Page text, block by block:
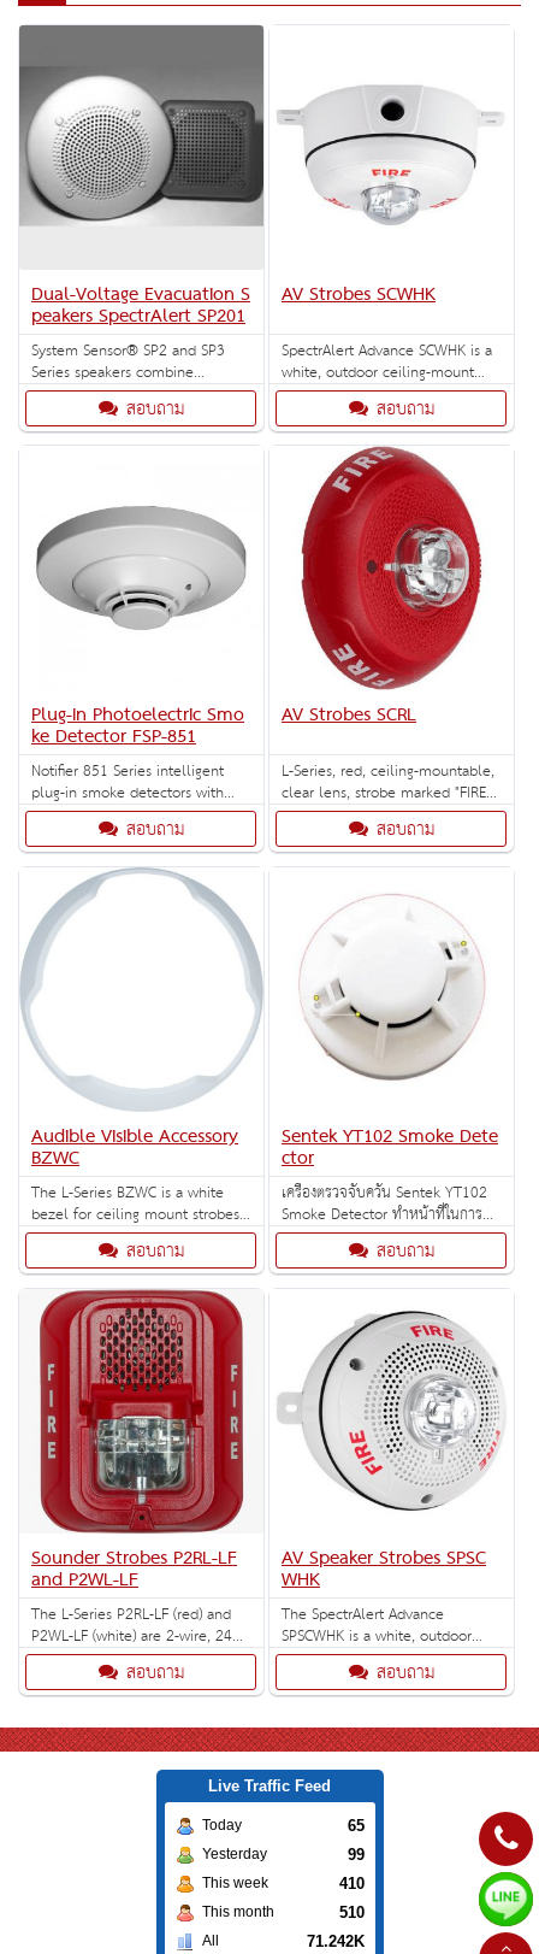
Dual-Voltage Evacuation S
peakers SpectrAlert SP201
System Sensor® SP2 and SP3
Series speakers combine
performance, functionality, and
flexibility in the latest line of
dualvoltage evacuation speakers.
สอบถาม
AV Strobes SCWHK
SpectrAlert Advance SCWHK is a
white, outdoor ceiling-mount
strobe with selectable high-
candela strobe settings of 135,
150, 177 and 185 cd.
สอบถาม
Plug-In Photoelectric Smo
ke Detector FSP-851
Notifier 851 Series intelligent
plug-in smoke detectors with
integral communication provide
features that surpass
conventional detectors.
สอบถาม
AV Strobes SCRL
L-Series, red, ceiling-mountable,
clear lens, strobe marked "FIRE".
Selectable strobe settings: 15,
30, 75, 95, 115, 150, and 177
cd.
สอบถาม
Audible Visible Accessory
BZWC
The L-Series BZWC is a white
bezel for ceiling mount strobes
and horn-strobes. When ordering
indicate the marking option –F
FIRE, -AL ALERT, -AG AGENT, -EV
EVAC, -F FIRE, -P PLAIN, -SP
FUEGO, -PG FOGO (5 per box).
สอบถาม
Sentek YT102 Smoke Dete
ctor
เครื่องตรวจจับควัน Sentek YT102
Smoke Detector ทำหน้าที่ในการ
ป้องกันการเกิดเหตุเพลิงไหม้ ตรวจจับ
ควันไฟ แล้วจะทำการส่งสัญญาณแจ้ง
เตือน
สอบถาม
Sounder Strobes P2RL-LF
and P2WL-LF
The L-Series P2RL-LF (red) and
P2WL-LF (white) are 2-wire, 24
volt, 520Hz, wall sounder
สอบถาม
AV Speaker Strobes SPSC
WHK
The SpectrAlert Advance
SPSCWHK is a white, outdoor
speaker strobe for ceiling
installations with selectable
strobe settings of 135, 150, 177
and 185 cd.
สอบถาม
Live Traffic Feed
Today 65
Yesterday 99
This week 410
This month 510
All 71.242K